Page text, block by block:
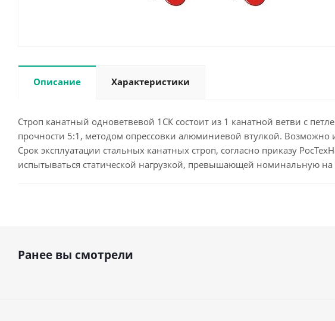
Описание Характеристики
Строп канатный одноветвевой 1СК состоит из 1 канатной ветви с
прочности 5:1, методом опрессовки алюминиевой втулкой. Возможно
Срок эксплуатации стальных канатных строп, согласно приказу
испытываться статической нагрузкой, превышающей номинальную на
Ранее вы смотрели